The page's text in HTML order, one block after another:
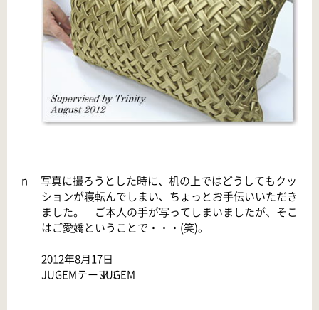
n
写真に撮ろうとした時に、机の上ではどうしてもクッ
ションが寝転んでしまい、ちょっとお手伝いいただき
ました。 ご本人の手が写ってしまいましたが、そこ
はご愛嬌ということで・・・ (笑)。
2012年8月17日
JUGEMテーマ：
JUGEM